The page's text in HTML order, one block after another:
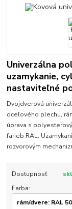
Univerzálna
uzamykanie,
nastaviteľné
Dvojdverová
oceľového plechu,
úprava s
farieb RAL.
rozvorovým
Dostupnosť
Farba: